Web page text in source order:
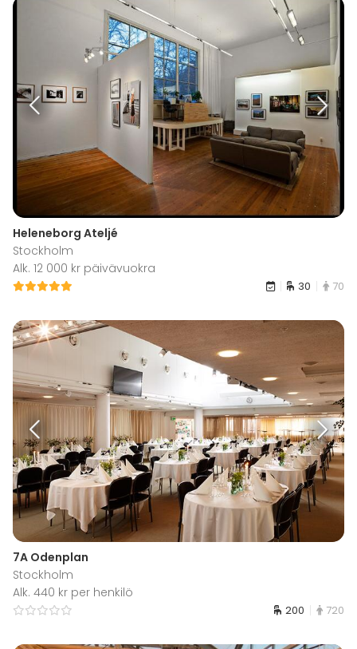
Heleneborg Ateljé
Stockholm
Alk. 12 000 kr päivävuokra
30 70
7A Odenplan
Stockholm
Alk. 440 kr per henkilö
200 720